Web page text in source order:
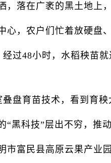
在广袤的黑土地上
农户们忙着放硬盘、
48小时，水稻秧苗
育苗技术，看到育秧
科技”层出不穷，推动
富民县高原云果产业